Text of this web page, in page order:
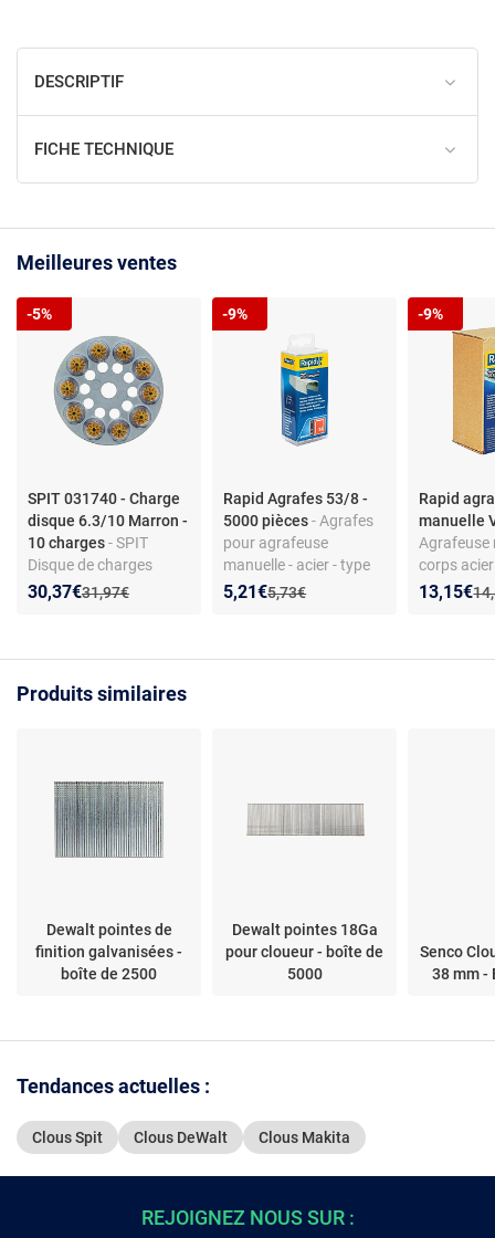
DESCRIPTIF
FICHE TECHNIQUE
Meilleures ventes
SPIT 031740 - Charge
disque 6.3/10 Marron -
10 charges- SPIT
Disque de charges
6.3/10 marron -
Ancien prix :
31,97€
Nouveau prix :
30,37€
Réduction de :
-5%
Rapid Agrafes 53/8 -
5000 pièces- Agrafes
pour agrafeuse
manuelle - acier - type
53/8
Ancien prix :
5,73€
Nouveau prix :
5,21€
Réduction de :
-9%
Rapid
manuelle
Agrafeuse
corps
Nouveau
13,15€
-9%
Produits similaires
Dewalt pointes de
finition galvanisées -
boîte de 2500
Dewalt pointes 18Ga
pour cloueur - boîte de
5000
Senco
38 mm -
Tendances actuelles :
Clous Spit Clous DeWalt Clous Makita
REJOIGNEZ NOUS SUR :